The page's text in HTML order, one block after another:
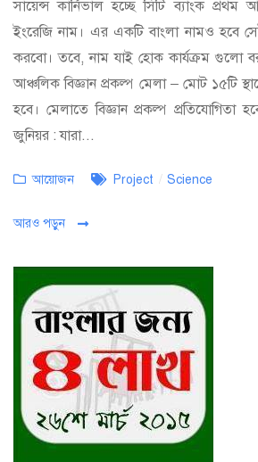
সায়েন্স কার্নিভাল হচ্ছে সিটি ব্যাংক
ইংরেজি নাম। এর একটি বাংলা নামও হবে
করবো। তবে, নাম যাই হোক কার্যক্রম গুলো
আঞ্চলিক বিজ্ঞান প্রকল্প মেলা – মোট ১৫টি
হবে। মেলাতে বিজ্ঞান প্রকল্প প্রতিযোগিতা
জুনিয়র : যারা...
Categories
আয়োজন Tags
Project / Science
আরও পড়ুন